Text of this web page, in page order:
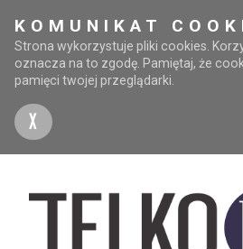
KOMUNIKAT
Strona wykorzystuje pliki cookies.
oznacza na to zgodę. Pamiętaj, że
pamięci twojej przeglądarki.
X